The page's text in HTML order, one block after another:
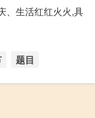
、生活红红火火,具
题目